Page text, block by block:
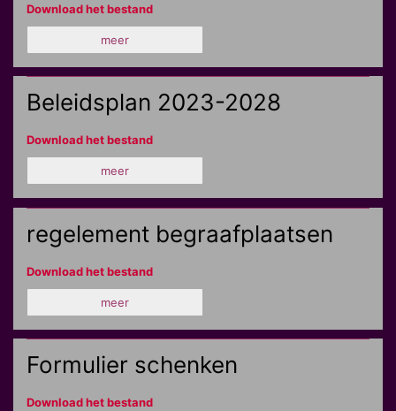
Download het bestand
meer
Beleidsplan 2023-2028
Download het bestand
meer
regelement begraafplaatsen
Download het bestand
meer
Formulier schenken
Download het bestand